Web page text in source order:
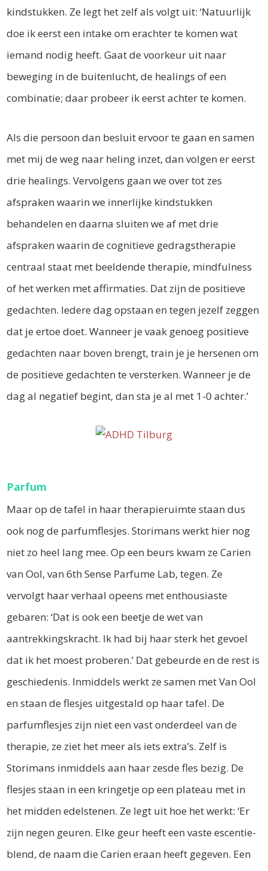
kindstukken. Ze legt het zelf als volgt uit: ‘Natuurlijk
doe ik eerst een intake om erachter te komen wat
iemand nodig heeft. Gaat de voorkeur uit naar
beweging in de buitenlucht, de healings of een
combinatie; daar probeer ik eerst achter te komen.
Als die persoon dan besluit ervoor te gaan en samen
met mij de weg naar heling inzet, dan volgen er eerst
drie healings. Vervolgens gaan we over tot zes
afspraken waarin we innerlijke kindstukken
behandelen en daarna sluiten we af met drie
afspraken waarin de cognitieve gedragstherapie
centraal staat met beeldende therapie, mindfulness
of het werken met affirmaties. Dat zijn de positieve
gedachten. Iedere dag opstaan en tegen jezelf zeggen
dat je ertoe doet. Wanneer je vaak genoeg positieve
gedachten naar boven brengt, train je je hersenen om
de positieve gedachten te versterken. Wanneer je de
dag al negatief begint, dan sta je al met 1-0 achter.’
Parfum
Maar op de tafel in haar therapieruimte staan dus
ook nog de parfumflesjes. Storimans werkt hier nog
niet zo heel lang mee. Op een beurs kwam ze Carien
van Ool, van 6th Sense Parfume Lab, tegen. Ze
vervolgt haar verhaal opeens met enthousiaste
gebaren: ‘Dat is ook een beetje de wet van
aantrekkingskracht. Ik had bij haar sterk het gevoel
dat ik het moest proberen.’ Dat gebeurde en de rest is
geschiedenis. Inmiddels werkt ze samen met Van Ool
en staan de flesjes uitgestald op haar tafel. De
parfumflesjes zijn niet een vast onderdeel van de
therapie, ze ziet het meer als iets extra’s. Zelf is
Storimans inmiddels aan haar zesde fles bezig. De
flesjes staan in een kringetje op een plateau met in
het midden edelstenen. Ze legt uit hoe het werkt: ‘Er
zijn negen geuren. Elke geur heeft een vaste escentie-
blend, de naam die Carien eraan heeft gegeven. Een